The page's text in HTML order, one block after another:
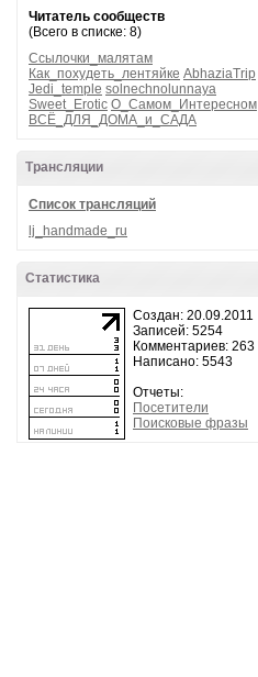
Читатель сообществ
(Всего в списке: 8)
Ссылочки_малятам
Как_похудеть_лентяйке AbhaziaTrip
Jedi_temple solnechnolunnaya
Sweet_Erotic О_Самом_Интересном
ВСЁ_ДЛЯ_ДОМА_и_САДА
Трансляции
Список трансляций
lj_handmade_ru
Статистика
Создан: 20.09.2011
Записей: 5254
Комментариев: 263
Написано: 5543
Отчеты:
Посетители
Поисковые фразы